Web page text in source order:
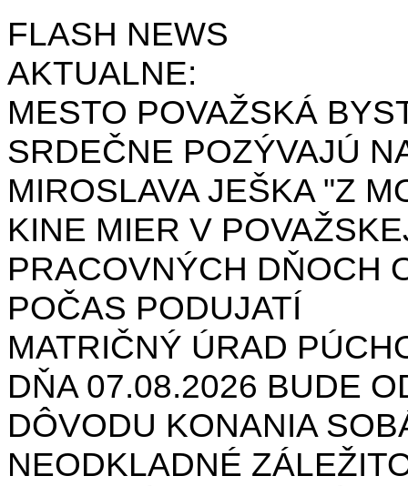
FLASH NEWS
AKTUALNE:
MESTO POVAŽSKÁ
SRDEČNE POZÝVAJÚ
MIROSLAVA JEŠKA "Z
KINE MIER V
PRACOVNÝCH DŇOCH
POČAS PODUJATÍ
MATRIČNÝ ÚRAD
DŇA 07.08.2026 BUDE
DÔVODU KONANIA
NEODKLADNÉ